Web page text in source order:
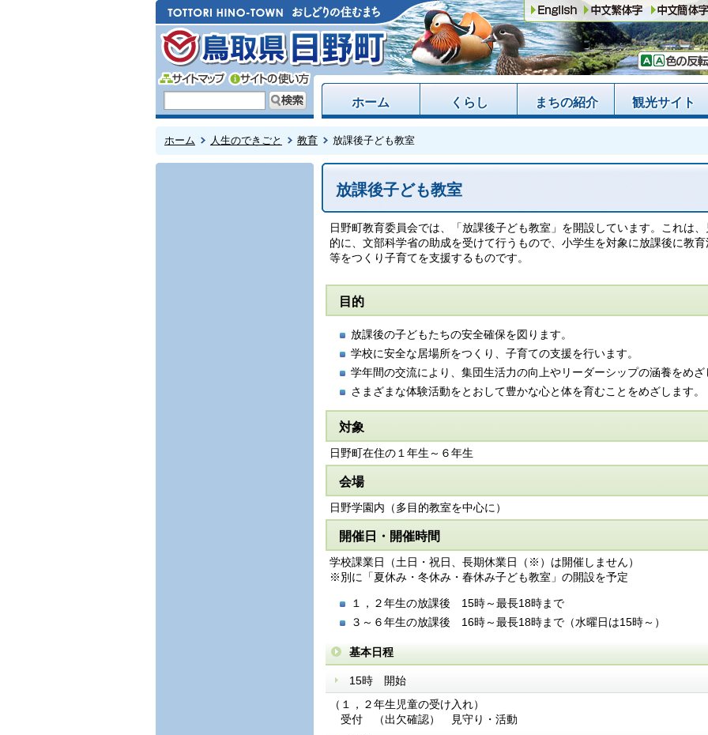
ホーム くらし まちの紹介 観光サイト
ホーム 人生のできごと 教育 放課後子ども教室
放課後子ども教室
日野町教育委員会では、「放課後子ども教室」を開設しています。これは
的に、文部科学省の助成を受けて行うもので、小学生を対象に放課後に教
等をつくり子育てを支援するものです。
目的
放課後の子どもたちの安全確保を図ります。
学校に安全な居場所をつくり、子育ての支援を行います。
学年間の交流により、集団生活力の向上やリーダーシップの涵養をめざ
さまざまな体験活動をとおして豊かな心と体を育むことをめざします。
対象
日野町在住の１年生～６年生
会場
日野学園内（多目的教室を中心に）
開催日・開催時間
学校課業日（土日・祝日、長期休業日（※）は開催しません）
※別に「夏休み・冬休み・春休み子ども教室」の開設を予定
１，２年生の放課後 15時～最長18時まで
３～６年生の放課後 16時～最長18時まで（水曜日は15時～）
基本日程
15時 開始
（１，２年生児童の受け入れ）
受付 （出欠確認） 見守り・活動